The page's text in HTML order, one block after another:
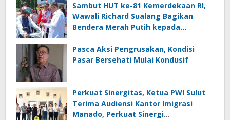
Sambut HUT ke-81 Kemerdekaan RI,
Wawali Richard Sualang Bagikan
Bendera Merah Putih kepada
Pasca Aksi Pengrusakan, Kondisi
Pasar Bersehati Mulai Kondusif
Perkuat Sinergitas, Ketua PWI Sulut
Terima Audiensi Kantor Imigrasi
Manado, Perkuat Sinergi